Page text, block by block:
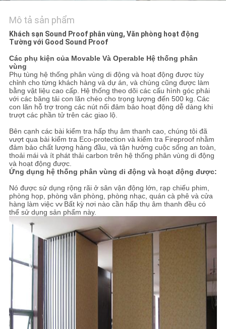
GIÁ
SƠ
ĐỒ
TRANG
WEB
PRIVACY
POLICY
Mô tả sản phẩm
Khách sạn Sound Proof phân vùng, Văn phòng hoạt động
Tường với Good Sound Proof
Các phụ kiện của Movable Và Operable Hệ thống phân
vùng
Phụ tùng hệ thống phân vùng di động và hoạt động được tùy
chỉnh cho từng khách hàng và dự án, và chúng cũng được làm
bằng vật liệu cao cấp. Hệ thống theo dõi các cấu hình góc phải
với các băng tải con lăn chéo cho trọng lượng đến 500 kg. Các
con lăn hỗ trợ trong các nút nối đảm bảo hoạt động dễ dàng khi
trượt các phần tử trên các giao lộ.
Bên cạnh các bài kiểm tra hấp thụ âm thanh cao, chúng tôi đã
vượt qua bài kiểm tra Eco-protection và kiểm tra Fireproof nhằm
đảm bảo chất lượng hàng đầu, và tận hưởng cuộc sống an toàn,
thoải mái và ít phát thải carbon trên hệ thống phân vùng di động
và hoạt động được.
Ứng dụng hệ thống phân vùng di động và hoạt động được:
Nó được sử dụng rộng rãi ở sân vận động lớn, rạp chiếu phim,
phòng họp, phòng văn phòng, phòng nhạc, quán cà phê và cửa
hàng làm việc vv Bất kỳ nơi nào cần hấp thụ âm thanh đều có
thể sử dụng sản phẩm này.